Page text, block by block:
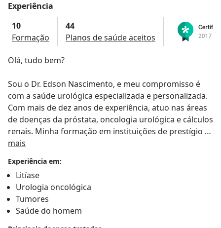
Experiência
10
Formação
44
Planos de saúde aceitos
Olá, tudo bem?
Sou o Dr. Edson Nascimento, e meu compromisso é
com a saúde urológica especializada e personalizada.
Com mais de dez anos de experiência, atuo nas áreas
de doenças da próstata, oncologia urológica e cálculos
renais. Minha formação em instituições de prestígio e
a prática de técnicas cirúrgicas minimamente invasivas
garantem um atendimento de excelência e confiança.
Acredite na importância de um cuidado especializado.
Agende uma consulta utilizando a agenda disponível
ao lado direito da página. Para mais informações,
entre em contato. Confira as avaliações de outros
mais
Experiência em:
Litíase
Urologia oncológica
Tumores
Saúde do homem